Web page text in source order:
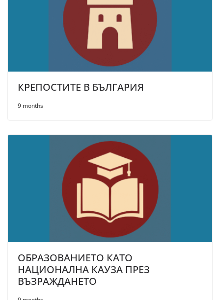
КРЕПОСТИТЕ В БЪЛГАРИЯ
9 months
ОБРАЗОВАНИЕТО КАТО
НАЦИОНАЛНА КАУЗА ПРЕЗ
ВЪЗРАЖДАНЕТО